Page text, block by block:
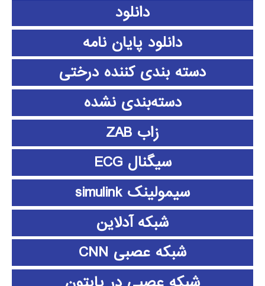
دانلود
دانلود پايان نامه
دسته بندی کننده درختی
دسته‌بندی نشده
زاب ZAB
سیگنال ECG
سیمولینک simulink
شبکه آدلاین
شبکه عصبی CNN